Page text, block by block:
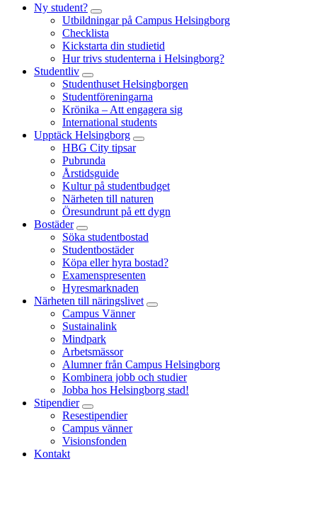
Ny student?
Utbildningar på Campus Helsingborg
Checklista
Kickstarta din studietid
Hur trivs studenterna i Helsingborg?
Studentliv
Studenthuset Helsingborgen
Studentföreningarna
Krönika – Att engagera sig
International students
Upptäck Helsingborg
HBG City tipsar
Pubrunda
Årstidsguide
Kultur på studentbudget
Närheten till naturen
Öresundrunt på ett dygn
Bostäder
Söka studentbostad
Studentbostäder
Köpa eller hyra bostad?
Examenspresenten
Hyresmarknaden
Närheten till näringslivet
Campus Vänner
Sustainalink
Mindpark
Arbetsmässor
Alumner från Campus Helsingborg
Kombinera jobb och studier
Jobba hos Helsingborg stad!
Stipendier
Resestipendier
Campus vänner
Visionsfonden
Kontakt